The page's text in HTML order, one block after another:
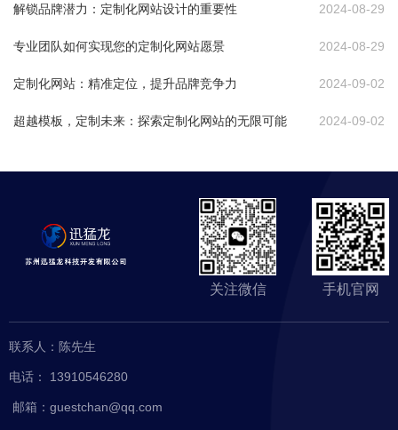
2024-08-29
解锁品牌潜力：定制化网站设计的重要性
2024-08-29
专业团队如何实现您的定制化网站愿景
2024-09-02
定制化网站：精准定位，提升品牌竞争力
2024-09-02
超越模板，定制未来：探索定制化网站的无限可能
页
们
客户案
例
新闻资
讯
们
关注微信 手机官网
联系人：陈先生
电话： 13910546280
邮箱：guestchan@qq.com